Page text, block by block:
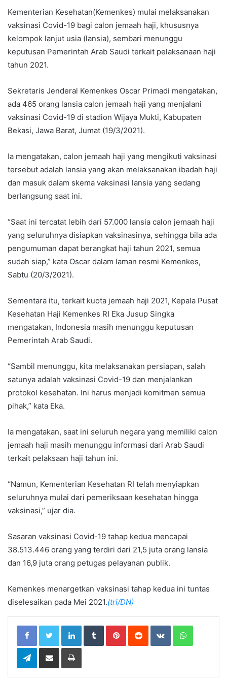
Kementerian Kesehatan(Kemenkes) mulai melaksanakan
vaksinasi Covid-19 bagi calon jemaah haji, khususnya
kelompok lanjut usia (lansia), sembari menunggu
keputusan Pemerintah Arab Saudi terkait pelaksanaan haji
tahun 2021.
Sekretaris Jenderal Kemenkes Oscar Primadi mengatakan,
ada 465 orang lansia calon jemaah haji yang menjalani
vaksinasi Covid-19 di stadion Wijaya Mukti, Kabupaten
Bekasi, Jawa Barat, Jumat (19/3/2021).
Ia mengatakan, calon jemaah haji yang mengikuti vaksinasi
tersebut adalah lansia yang akan melaksanakan ibadah haji
dan masuk dalam skema vaksinasi lansia yang sedang
berlangsung saat ini.
“Saat ini tercatat lebih dari 57.000 lansia calon jemaah haji
yang seluruhnya disiapkan vaksinasinya, sehingga bila ada
pengumuman dapat berangkat haji tahun 2021, semua
sudah siap,” kata Oscar dalam laman resmi Kemenkes,
Sabtu (20/3/2021).
Sementara itu, terkait kuota jemaah haji 2021, Kepala Pusat
Kesehatan Haji Kemenkes RI Eka Jusup Singka
mengatakan, Indonesia masih menunggu keputusan
Pemerintah Arab Saudi.
“Sambil menunggu, kita melaksanakan persiapan, salah
satunya adalah vaksinasi Covid-19 dan menjalankan
protokol kesehatan. Ini harus menjadi komitmen semua
pihak,” kata Eka.
Ia mengatakan, saat ini seluruh negara yang memiliki calon
jemaah haji masih menunggu informasi dari Arab Saudi
terkait pelaksaan haji tahun ini.
“Namun, Kementerian Kesehatan RI telah menyiapkan
seluruhnya mulai dari pemeriksaan kesehatan hingga
vaksinasi,” ujar dia.
Sasaran vaksinasi Covid-19 tahap kedua mencapai
38.513.446 orang yang terdiri dari 21,5 juta orang lansia
dan 16,9 juta orang petugas pelayanan publik.
Kemenkes menargetkan vaksinasi tahap kedua ini tuntas
diselesaikan pada Mei 2021.(tri/DN)
LinkedIn Tumblr Pinterest Reddit VKontakte
Telegram Print